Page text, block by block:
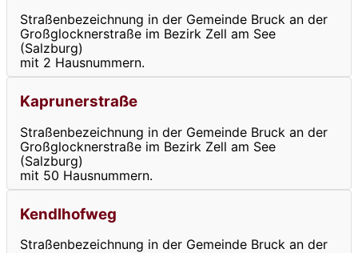
Straßenbezeichnung in der Gemeinde Bruck an der
Großglocknerstraße im Bezirk Zell am See
(Salzburg)
mit 2 Hausnummern.
Kaprunerstraße
Straßenbezeichnung in der Gemeinde Bruck an der
Großglocknerstraße im Bezirk Zell am See
(Salzburg)
mit 50 Hausnummern.
Kendlhofweg
Straßenbezeichnung in der Gemeinde Bruck an der